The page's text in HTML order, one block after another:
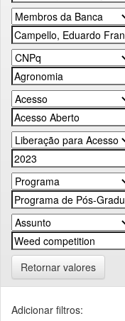
Retornar valores
Adicionar filtros: